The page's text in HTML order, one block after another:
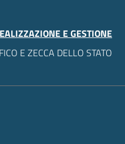
E GESTIONE
E ZECCA DELLO STATO